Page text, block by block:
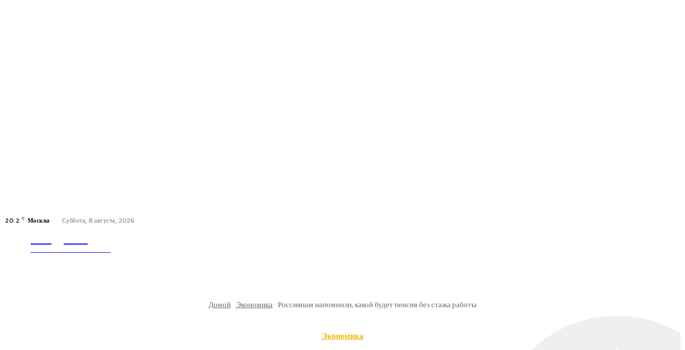
20.2 C Москва Суббота, 8 августа, 2026
Домой Экономика Россиянам напомнили, какой будет пенсия без стажа работы
Экономика